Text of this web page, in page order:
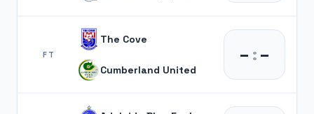
FT
The Cove
Cumberland United
– :–